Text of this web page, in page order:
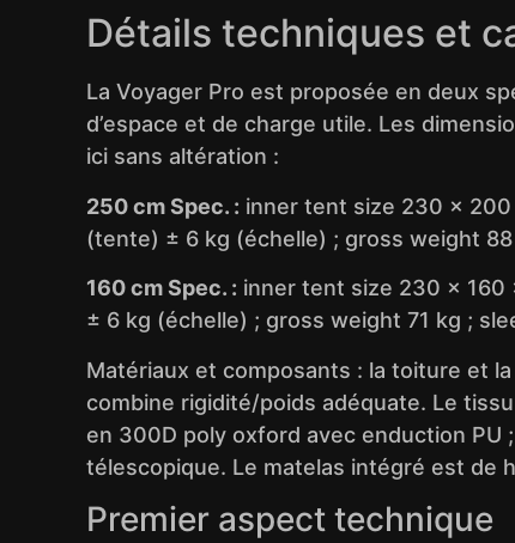
Détails techniques et
La Voyager Pro est proposée en deux
d’espace et de charge utile. Les
ici sans altération :
250 cm Spec. : inner tent size 230 x 200
(tente) ± 6 kg (échelle) ; gross weight
160 cm Spec. : inner tent size 230 x 160
± 6 kg (échelle) ; gross weight 71 kg ;
Matériaux et composants : la toiture et
combine rigidité/poids adéquate. Le
en 300D poly oxford avec enduction PU
télescopique. Le matelas intégré est de
Premier aspect technique